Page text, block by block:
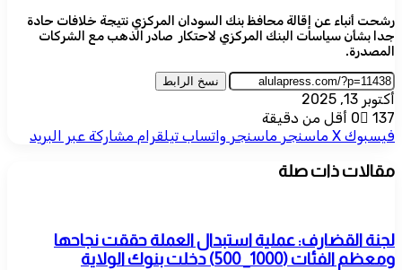
رشحت أنباء عن إقالة محافظ بنك السودان المركزي نتيجة خلافات حادة
جدا بشأن سياسات البنك المركزي لاحتكار صادر الذهب مع الشركات
المصدرة.
نسخ الرابط
أكتوبر 13, 2025
0
137
أقل من دقيقة
فيسبوك ‫X ماسنجر ماسنجر واتساب تيلقرام مشاركة عبر البريد
مقالات ذات صلة
لجنة القضارف: عملية استبدال العملة حققت نجاحها
ومعظم الفئات (1000_ 500) دخلت بنوك الولاية